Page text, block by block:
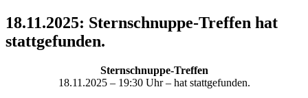
18.11.2025: Sternschnuppe-Treffen hat
stattgefunden.
Sternschnuppe-Treffen
18.11.2025 – 19:30 Uhr – hat stattgefunden.